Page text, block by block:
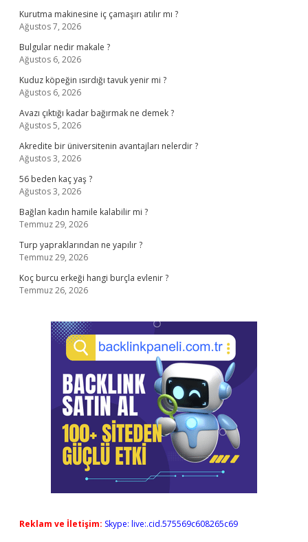
Kurutma makinesine iç çamaşırı atılır mı ?
Ağustos 7, 2026
Bulgular nedir makale ?
Ağustos 6, 2026
Kuduz köpeğin ısırdığı tavuk yenir mi ?
Ağustos 6, 2026
Avazı çıktığı kadar bağırmak ne demek ?
Ağustos 5, 2026
Akredite bir üniversitenin avantajları nelerdir ?
Ağustos 3, 2026
56 beden kaç yaş ?
Ağustos 3, 2026
Bağlan kadın hamile kalabilir mi ?
Temmuz 29, 2026
Turp yapraklarından ne yapılır ?
Temmuz 29, 2026
Koç burcu erkeği hangi burçla evlenir ?
Temmuz 26, 2026
Reklam ve İletişim: Skype: live:.cid.575569c608265c69